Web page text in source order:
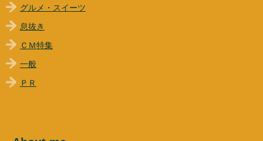
グルメ・スイーツ
息抜き
ＣＭ特集
一般
ＰＲ